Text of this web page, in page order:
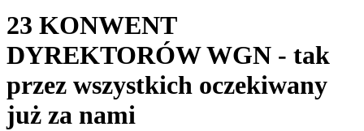
23 KONWENT
DYREKTORÓW WGN - tak
przez wszystkich oczekiwany
już za nami